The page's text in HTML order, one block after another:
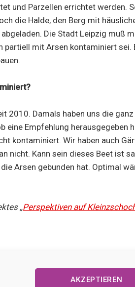
AKZEPTIEREN
und Parzellen errichtet werden.
die Halde, den Berg mit
Die Stadt Leipzig muß
partiell mit Arsen kontaminiert sei.
2010. Damals haben uns die
eine Empfehlung herausgegeben
kontaminiert. Wir haben auch
nicht. Kann sein dieses Beet ist
Arsen gebunden hat. Optimal
„Perspektiven auf